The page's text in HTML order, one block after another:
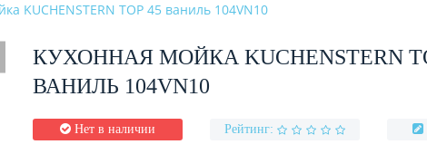
KUCHENSTERN TOP 45 ваниль 104VN10
КУХОННАЯ МОЙКА KUCHENSTERN
ВАНИЛЬ 104VN10
Нет в наличии Рейтинг: